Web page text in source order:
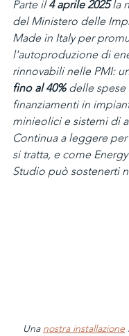
Parte il 4 aprile 2025 la
del Ministero delle
Made in Italy per
l'autoproduzione di
rinnovabili nelle PMI:
fino al 40% delle
finanziamenti in
minieolici e sistemi di
Continua a leggere
si tratta, e come
Studio può sostenerti
Una nostra installazione